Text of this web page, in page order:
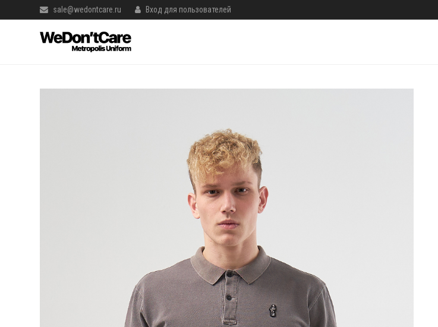
sale@wedontcare.ru Вход для пользователей